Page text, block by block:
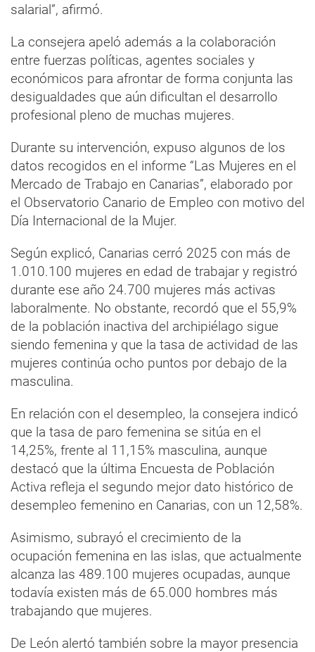
salarial”, afirmó.
La consejera apeló además a la colaboración
entre fuerzas políticas, agentes sociales y
económicos para afrontar de forma conjunta las
desigualdades que aún dificultan el desarrollo
profesional pleno de muchas mujeres.
Durante su intervención, expuso algunos de los
datos recogidos en el informe “Las Mujeres en el
Mercado de Trabajo en Canarias”, elaborado por
el Observatorio Canario de Empleo con motivo del
Día Internacional de la Mujer.
Según explicó, Canarias cerró 2025 con más de
1.010.100 mujeres en edad de trabajar y registró
durante ese año 24.700 mujeres más activas
laboralmente. No obstante, recordó que el 55,9%
de la población inactiva del archipiélago sigue
siendo femenina y que la tasa de actividad de las
mujeres continúa ocho puntos por debajo de la
masculina.
En relación con el desempleo, la consejera indicó
que la tasa de paro femenina se sitúa en el
14,25%, frente al 11,15% masculina, aunque
destacó que la última Encuesta de Población
Activa refleja el segundo mejor dato histórico de
desempleo femenino en Canarias, con un 12,58%.
Asimismo, subrayó el crecimiento de la
ocupación femenina en las islas, que actualmente
alcanza las 489.100 mujeres ocupadas, aunque
todavía existen más de 65.000 hombres más
trabajando que mujeres.
De León alertó también sobre la mayor presencia